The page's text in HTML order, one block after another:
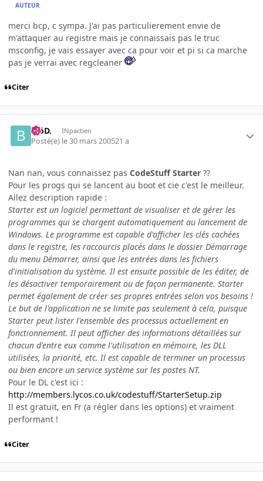
AUTEUR
merci bcp, c sympa. J'ai pas particulierement envie de
m'attaquer au registre mais je connaissais pas le truc
msconfig, je vais essayer avec ca pour voir et pi si ca marche
pas je verrai avec regcleaner
Citer
.BöD. INpactien
Posté(e) le 30 mars 200521 a
Nan nan, vous connaissez pas CodeStuff Starter ??
Pour les progs qui se lancent au boot et cie c'est le meilleur.
Allez description rapide :
Starter est un logiciel permettant de visualiser et de gérer les
programmes qui se chargent automatiquement au lancement de
Windows. Le programme est capable d'afficher les clés cachées
dans le registre, les raccourcis placés dans le dossier Démarrage
du menu Démarrer, ainsi que les entrées dans les fichiers
d'initialisation du système. Il est ensuite possible de les éditer, de
les désactiver temporairement ou de façon permanente. Starter
permet également de créer ses propres entrées selon vos besoins !
Le but de l'application ne se limite pas seulement à cela, puisque
Starter peut lister l'ensemble des processus actuellement en
fonctionnement. Il peut afficher des informations détaillées sur
chacun d'entre eux comme l'utilisation en mémoire, les DLL
utilisées, la priorité, etc. Il est capable de terminer un processus
ou bien encore un service système sur les postes NT.
Pour le DL c'est ici :
http://members.lycos.co.uk/codestuff/StarterSetup.zip
Il est gratuit, en Fr (a régler dans les options) et vraiment
performant !
Citer